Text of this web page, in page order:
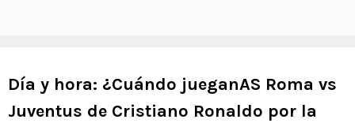
Día y hora: ¿Cuándo jueganAS Roma vs
Juventus de Cristiano Ronaldo por la